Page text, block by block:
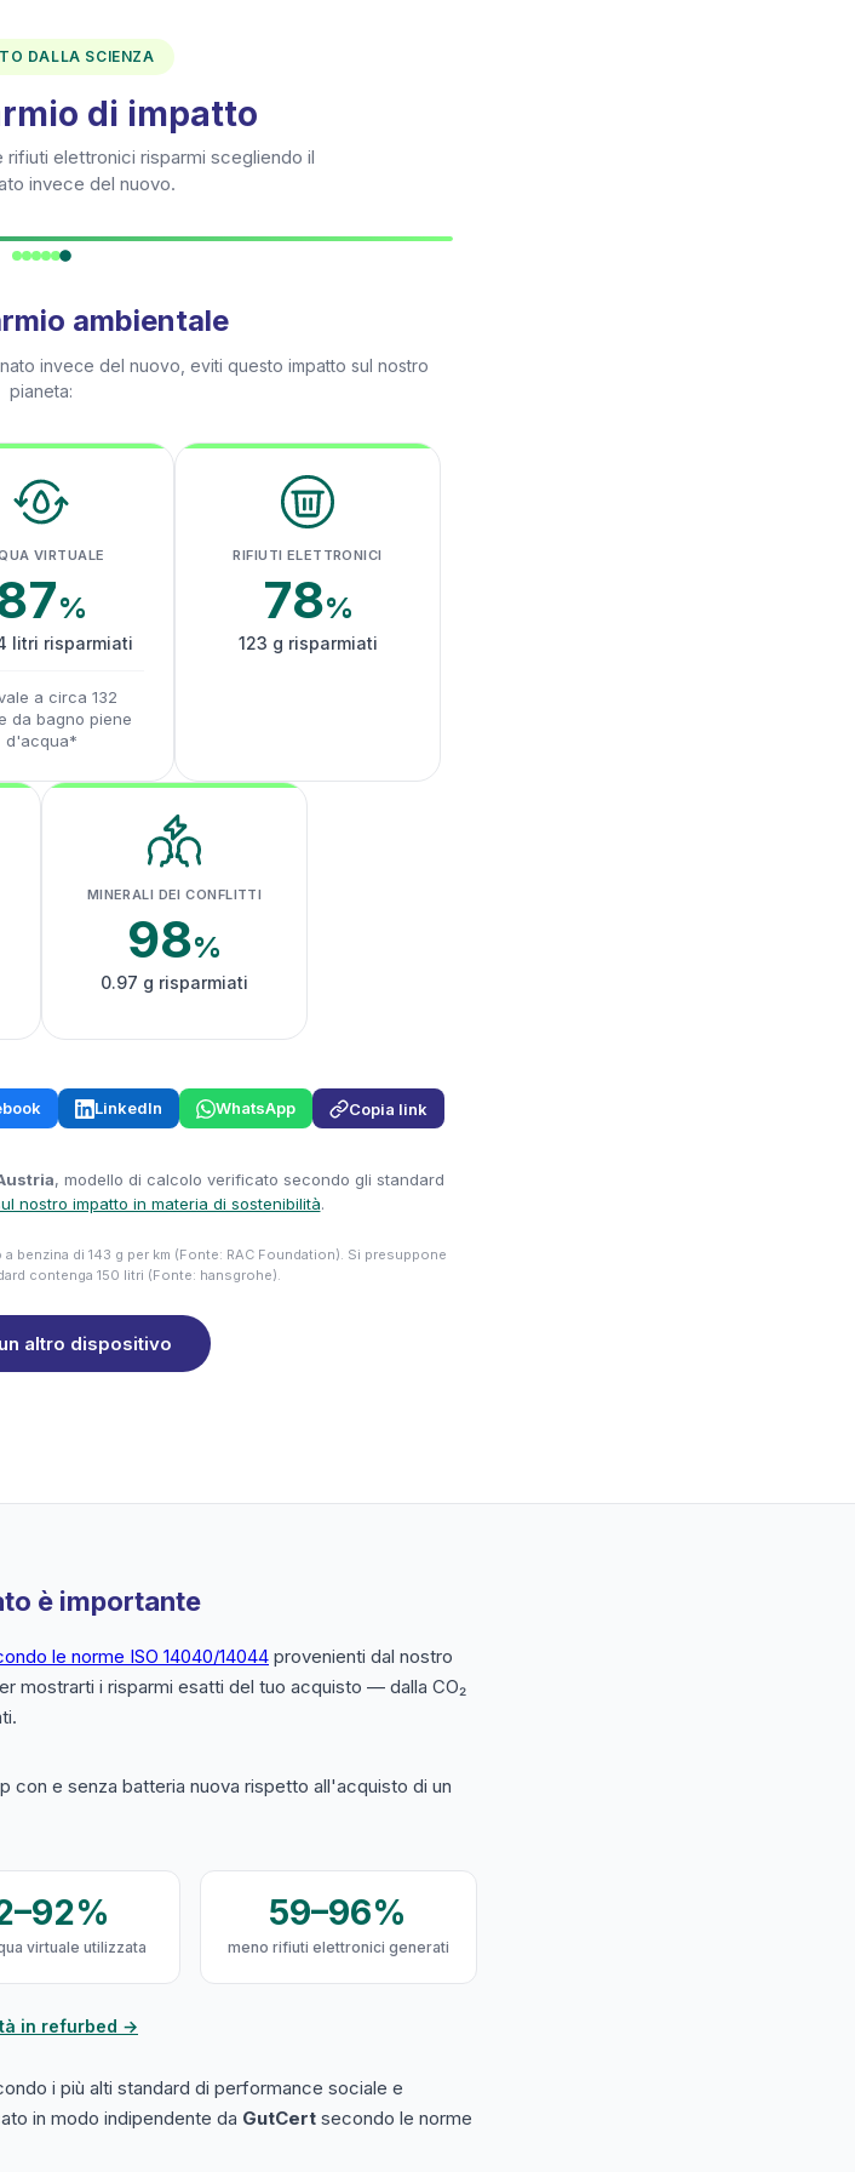
DALLA SCIENZA
di impatto
rifiuti elettronici risparmi scegliendo il
invece del nuovo.
ambientale
invece del nuovo, eviti questo impatto sul nostro
pianeta:
VIRTUALE
%
litri risparmiati
a circa 132
da bagno piene
d'acqua*
RIFIUTI ELETTRONICI
78%
123 g risparmiati
MINERALI DEI CONFLITTI
98%
0.97 g risparmiati
LinkedIn WhatsApp Copia link
, modello di calcolo verificato secondo gli standard
nostro impatto in materia di sostenibilità.
benzina di 143 g per km (Fonte: RAC Foundation). Si presuppone
contenga 150 litri (Fonte: hansgrohe).
altro dispositivo
è importante
le norme ISO 14040/14044 provenienti dal nostro
mostrarti i risparmi esatti del tuo acquisto — dalla CO₂
con e senza batteria nuova rispetto all'acquisto di un
virtuale utilizzata
59–96%
meno rifiuti elettronici generati
in refurbed →
i più alti standard di performance sociale e
in modo indipendente da GutCert secondo le norme